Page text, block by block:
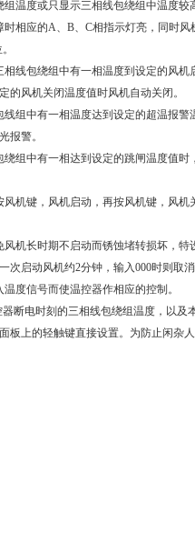
度或只显示三相线包绕组中温度较
相应的A、B、C相指示灯亮，同时
包绕组中有一相温度到设定的风机
的风机关闭温度值时风机自动关闭。
中有一相温度达到设定的超温报警
报警。
中有一相达到设定的跳闸温度值时
键，风机启动，再按风机键，风机
长时期不启动而锈蚀堵转损坏，特
次启动风机约2分钟，输入000时则取消
信号而使温控器作相应的控制。
电时刻的三相线包绕组温度，以及本
上的轻触键直接设置。为防止闲杂